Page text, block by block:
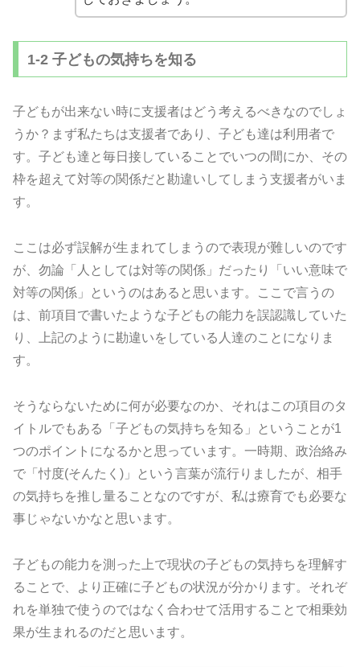
1-2 子どもの気持ちを知る
子どもが出来ない時に支援者はどう考えるべきなのでしょ
うか？まず私たちは支援者であり、子ども達は利用者で
す。子ども達と毎日接していることでいつの間にか、その
枠を超えて対等の関係だと勘違いしてしまう支援者がいま
す。
ここは必ず誤解が生まれてしまうので表現が難しいのです
が、勿論「人としては対等の関係」だったり「いい意味で
対等の関係」というのはあると思います。ここで言うの
は、前項目で書いたような子どもの能力を誤認識していた
り、上記のように勘違いをしている人達のことになりま
す。
そうならないために何が必要なのか、それはこの項目のタ
イトルでもある「子どもの気持ちを知る」ということが1
つのポイントになるかと思っています。一時期、政治絡み
で「忖度(そんたく)」という言葉が流行りましたが、相手
の気持ちを推し量ることなのですが、私は療育でも必要な
事じゃないかなと思います。
子どもの能力を測った上で現状の子どもの気持ちを理解す
ることで、より正確に子どもの状況が分かります。それぞ
れを単独で使うのではなく合わせて活用することで相乗効
果が生まれるのだと思います。